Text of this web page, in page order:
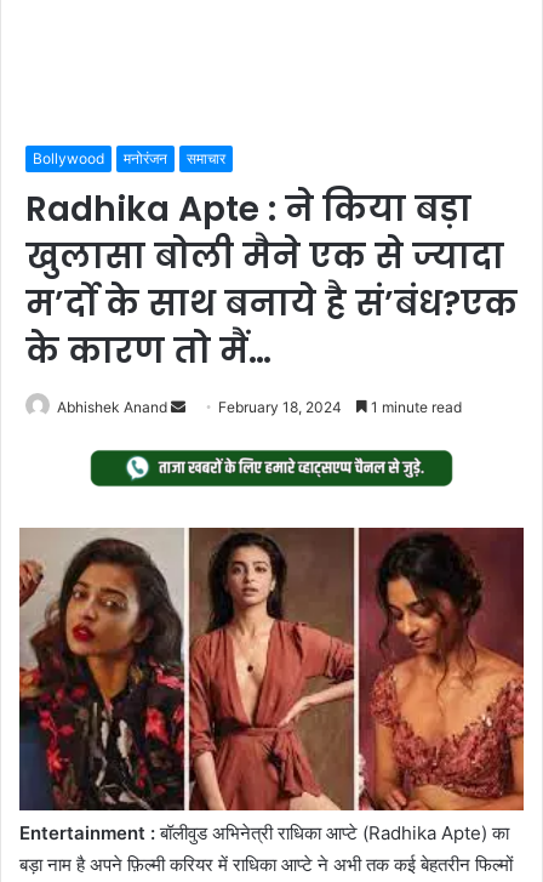
Bollywood मनोरंजन समाचार
Radhika Apte : ने किया बड़ा
खुलासा बोली मैने एक से ज्यादा
म’र्दो के साथ बनाये है सं’बंध?एक
के कारण तो मैं…
Abhishek Anand
Send
email
February 18, 2024 1 minute read
Entertainment :बॉलीवुड अभिनेत्री राधिका आप्टे (Radhika Apte) का
बड़ा नाम है अपने फ़िल्मी करियर में राधिका आप्टे ने अभी तक कई बेहतरीन फिल्मों